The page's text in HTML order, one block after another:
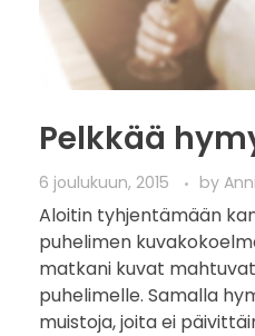
Pelkkää
6 joulukuun, 2015 by Anni
Aloitin tyhjentämään
puhelimen
matkani kuvat
puhelimelle. Samalla
muistoja, joita ei